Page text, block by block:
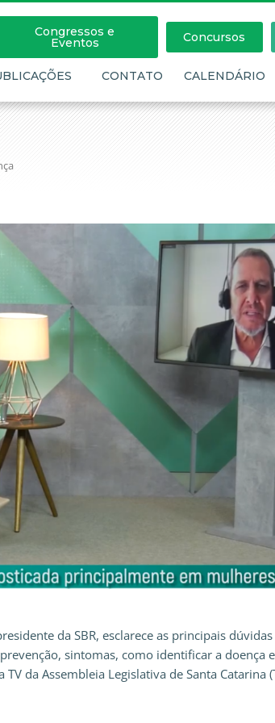
Congressos e
Eventos Concursos
CONTATO CALENDÁRIO
da SBR, esclarece as principais
sintomas, como identificar a doença
da Assembleia Legislativa de Santa Catarina